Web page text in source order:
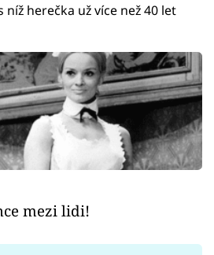
níž herečka už více než 40 let
mezi lidi!